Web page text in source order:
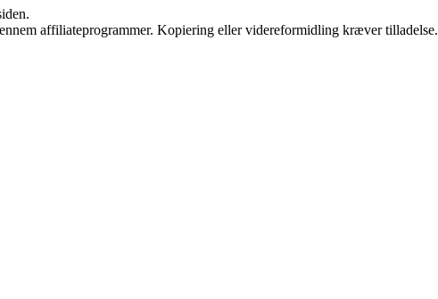
affiliateprogrammer. Kopiering eller videreformidling kræver tilladelse.